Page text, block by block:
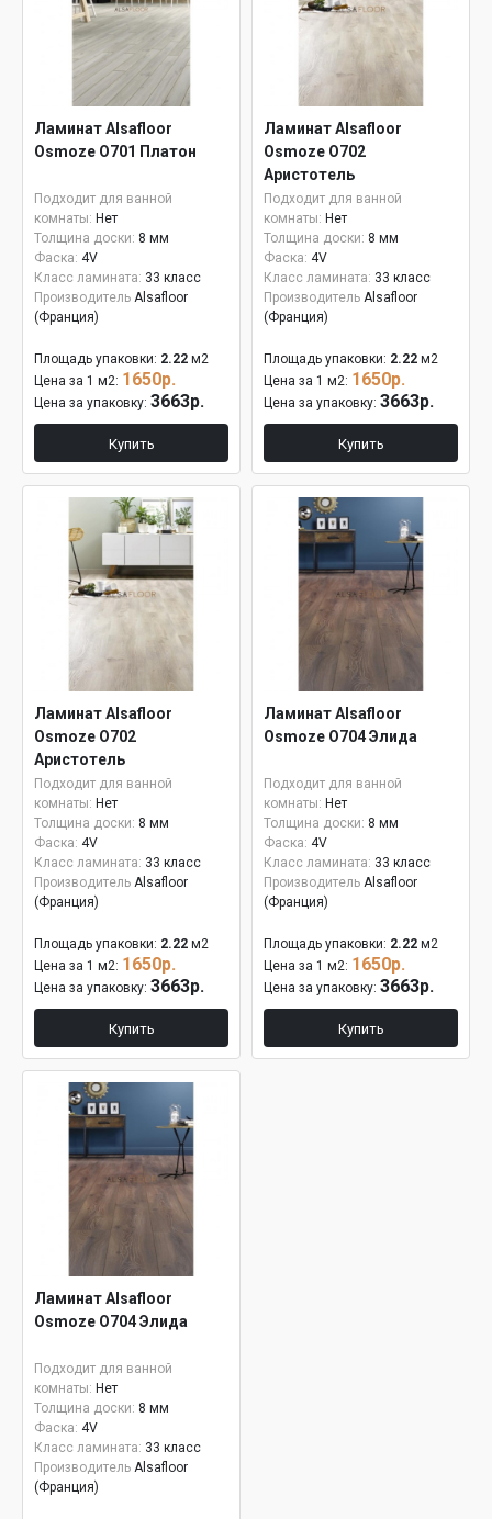
Ламинат Alsafloor
Osmoze О701 Платон
Подходит для ванной
комнаты: Нет
Толщина доски: 8 мм
Фаска: 4V
Класс ламината: 33 класс
Производитель Alsafloor
(Франция)
Площадь упаковки: 2.22 м2
Цена за 1 м2: 1650р.
Цена за упаковку: 3663р.
Купить
Ламинат Alsafloor
Osmoze О702
Аристотель
Подходит для ванной
комнаты: Нет
Толщина доски: 8 мм
Фаска: 4V
Класс ламината: 33 класс
Производитель Alsafloor
(Франция)
Площадь упаковки: 2.22 м2
Цена за 1 м2: 1650р.
Цена за упаковку: 3663р.
Купить
Ламинат Alsafloor
Osmoze О702
Аристотель
Подходит для ванной
комнаты: Нет
Толщина доски: 8 мм
Фаска: 4V
Класс ламината: 33 класс
Производитель Alsafloor
(Франция)
Площадь упаковки: 2.22 м2
Цена за 1 м2: 1650р.
Цена за упаковку: 3663р.
Купить
Ламинат Alsafloor
Osmoze О704 Элида
Подходит для ванной
комнаты: Нет
Толщина доски: 8 мм
Фаска: 4V
Класс ламината: 33 класс
Производитель Alsafloor
(Франция)
Площадь упаковки: 2.22 м2
Цена за 1 м2: 1650р.
Цена за упаковку: 3663р.
Купить
Ламинат Alsafloor
Osmoze О704 Элида
Подходит для ванной
комнаты: Нет
Толщина доски: 8 мм
Фаска: 4V
Класс ламината: 33 класс
Производитель Alsafloor
(Франция)